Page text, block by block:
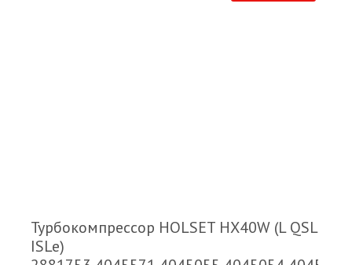
Турбокомпрессор HOLSET HX40W (L QSL
ISLe)